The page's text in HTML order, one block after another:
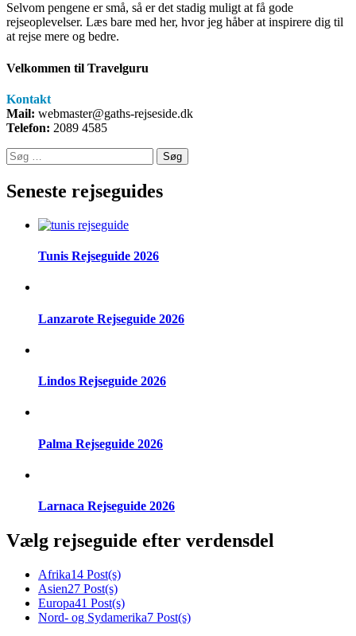
Selvom pengene er små, så er det stadig muligt at få gode
rejseoplevelser. Læs bare med her, hvor jeg håber at inspirere dig til
at rejse mere og bedre.
Velkommen til Travelguru
Kontakt
Mail: webmaster@gaths-rejseside.dk
Telefon: 2089 4585
Søg
efter:
Seneste rejseguides
Tunis Rejseguide 2026
Lanzarote Rejseguide 2026
Lindos Rejseguide 2026
Palma Rejseguide 2026
Larnaca Rejseguide 2026
Vælg rejseguide efter verdensdel
Afrika14 Post(s)
Asien27 Post(s)
Europa41 Post(s)
Nord- og Sydamerika7 Post(s)